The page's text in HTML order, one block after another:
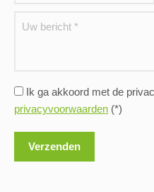
Ik ga akkoord met de
privacyvoorwaarden (*)